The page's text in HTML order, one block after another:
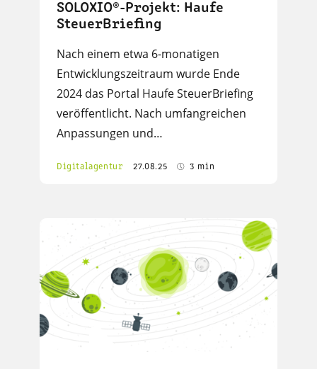
SOLOXIO®-Projekt: Haufe
SteuerBriefing
Nach einem etwa 6-monatigen
Entwicklungszeitraum wurde Ende
2024 das Portal Haufe SteuerBriefing
veröffentlicht. Nach umfangreichen
Anpassungen und…
Digitalagentur 27.08.25 3 min